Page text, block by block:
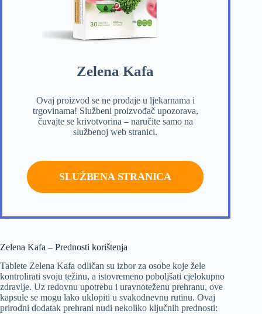
Zelena Kafa
Ovaj proizvod se ne prodaje u ljekarnama i
trgovinama! Službeni proizvođač upozorava,
čuvajte se krivotvorina – naručite samo na
službenoj web stranici.
SLUŽBENA STRANICA
Zelena Kafa – Prednosti korištenja
Tablete Zelena Kafa odličan su izbor za osobe koje žele
kontrolirati svoju težinu, a istovremeno poboljšati cjelokupno
zdravlje. Uz redovnu upotrebu i uravnoteženu prehranu, ove
kapsule se mogu lako uklopiti u svakodnevnu rutinu. Ovaj
prirodni dodatak prehrani nudi nekoliko ključnih prednosti: